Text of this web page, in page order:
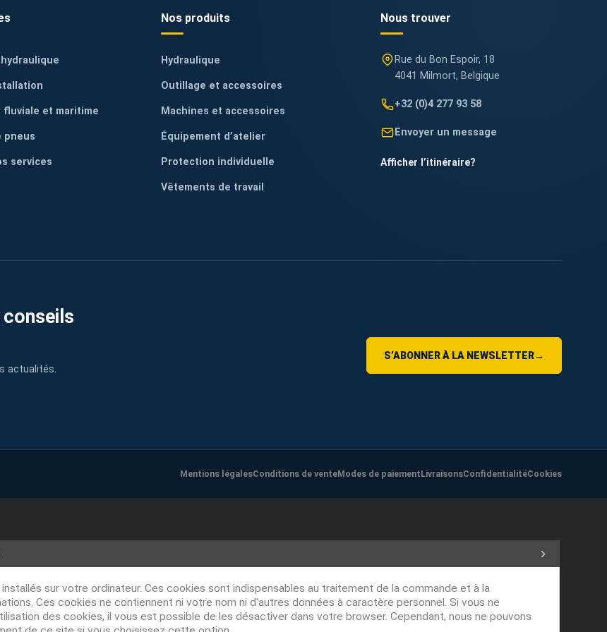
fluviale et maritime
pneus
services
Nos produits
Hydraulique
Outillage et accessoires
Machines et accessoires
Équipement d’atelier
Protection individuelle
Vêtements de travail
Nous trouver
Rue du Bon Espoir, 18
4041 Milmort, Belgique
+32 (0)4 277 93 58
Envoyer un message
Afficher l’itinéraire?
actualités.
S’ABONNER À LA NEWSLETTER→
Mentions légalesConditions de venteModes de paiementLivraisonsConfidentialitéCookies
sur votre ordinateur. Ces cookies sont indispensables au traitement de la commande et à la
Ces cookies ne contiennent ni votre nom ni d'autres données à caractère personnel. Si vous ne
des cookies, il vous est possible de les désactiver dans votre browser. Cependant, nous ne pouvons